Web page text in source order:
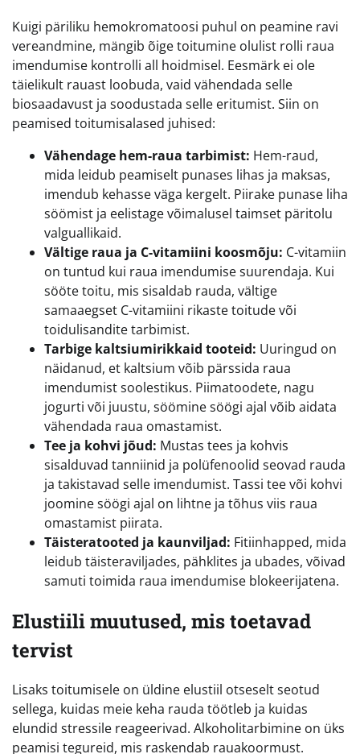
Kuigi päriliku hemokromatoosi puhul on peamine ravi
vereandmine, mängib õige toitumine olulist rolli raua
imendumise kontrolli all hoidmisel. Eesmärk ei ole
täielikult rauast loobuda, vaid vähendada selle
biosaadavust ja soodustada selle eritumist. Siin on
peamised toitumisalased juhised:
Vähendage hem-raua tarbimist: Hem-raud,
mida leidub peamiselt punases lihas ja maksas,
imendub kehasse väga kergelt. Piirake punase liha
söömist ja eelistage võimalusel taimset päritolu
valguallikaid.
Vältige raua ja C-vitamiini koosmõju: C-vitamiin
on tuntud kui raua imendumise suurendaja. Kui
sööte toitu, mis sisaldab rauda, vältige
samaaegset C-vitamiini rikaste toitude või
toidulisandite tarbimist.
Tarbige kaltsiumirikkaid tooteid: Uuringud on
näidanud, et kaltsium võib pärssida raua
imendumist soolestikus. Piimatoodete, nagu
jogurti või juustu, söömine söögi ajal võib aidata
vähendada raua omastamist.
Tee ja kohvi jõud: Mustas tees ja kohvis
sisalduvad tanniinid ja polüfenoolid seovad rauda
ja takistavad selle imendumist. Tassi tee või kohvi
joomine söögi ajal on lihtne ja tõhus viis raua
omastamist piirata.
Täisteratooted ja kaunviljad: Fitiinhapped, mida
leidub täisteraviljades, pähklites ja ubades, võivad
samuti toimida raua imendumise blokeerijatena.
Elustiili muutused, mis toetavad
tervist
Lisaks toitumisele on üldine elustiil otseselt seotud
sellega, kuidas meie keha rauda töötleb ja kuidas
elundid stressile reageerivad. Alkoholitarbimine on üks
peamisi tegureid, mis raskendab rauakoormust.